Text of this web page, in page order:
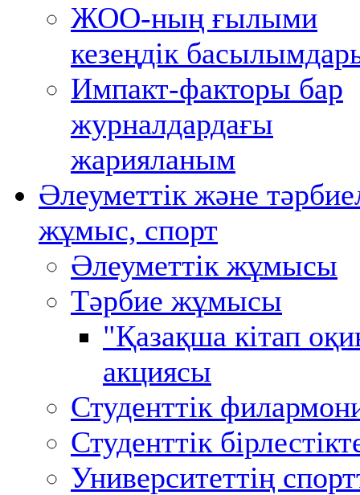
ЖОО-ның ғылыми
кезеңдік
Импакт-факторы бар
журналдардағы
жарияланым
Әлеуметтік және
жұмыс, спорт
Әлеуметтік жұмысы
Тәрбие жұмысы
"Қазақша кітап
акциясы
Студенттік
Студенттік
Университеттің